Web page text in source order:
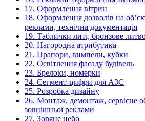
17. Оформлення вітрин
18. Оформлення дозволів на
реклами, технічна документація
19. Таблички литі, бронзове
20. Нагородна атрибутика
21. Прапори, вимпели, кубки
22. Освітлення фасаду будівель
23. Брелоки, номерки
24. Сегмент-цифри для АЗС
25. Розробка дизайну
26. Монтаж, демонтаж, сервісне
зовнішньої реклами
27. Зоряне небо